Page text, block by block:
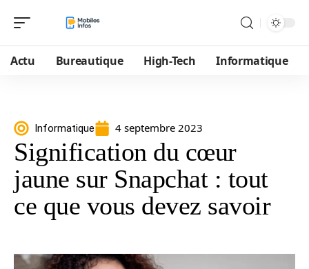
Actu Bureautique High-Tech Informatique
Informatique 4 septembre 2023
Signification du cœur
jaune sur Snapchat : tout
ce que vous devez savoir